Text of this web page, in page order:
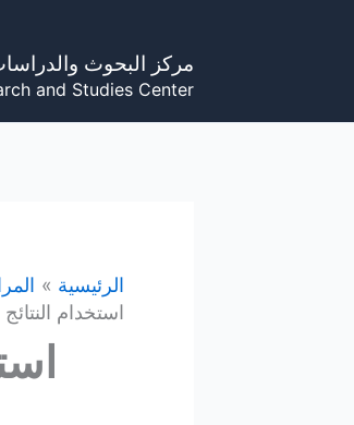
مركز البحوث
and Studies Center
الرئيسية
استخدام